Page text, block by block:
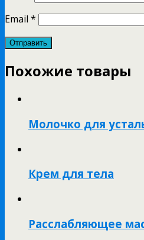
Email *
Похожие товары
Молочко для
Крем для тела
Расслабляющее